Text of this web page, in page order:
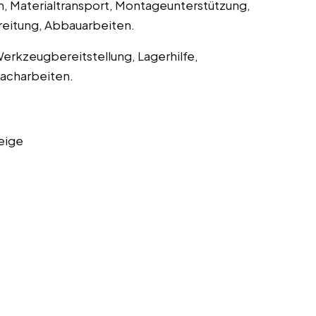
Materialtransport, Montageunterstützung,
Abbauarbeiten.
Lagerhilfe,